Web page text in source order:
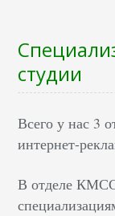
студии
Всего у нас 3
интернет-
В отделе КМСС